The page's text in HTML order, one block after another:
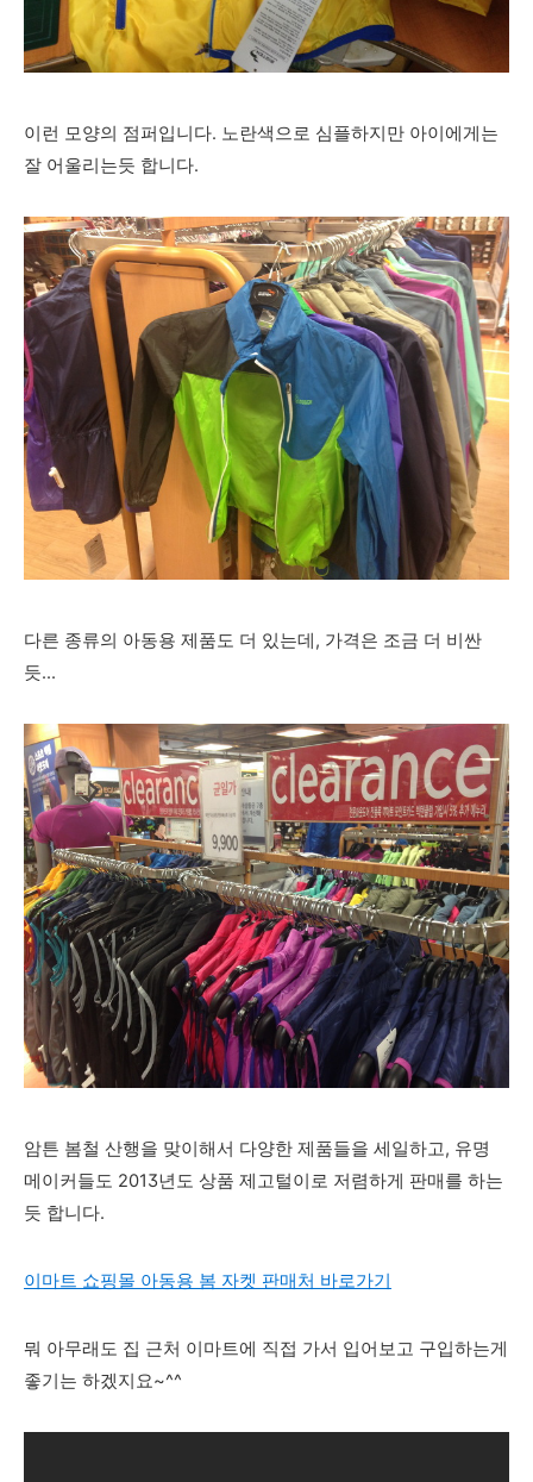
이런 모양의 점퍼입니다. 노란색으로 심플하지만 아이에게는
잘 어울리는듯 합니다.
다른 종류의 아동용 제품도 더 있는데, 가격은 조금 더 비싼
듯...
암튼 봄철 산행을 맞이해서 다양한 제품들을 세일하고, 유명
메이커들도 2013년도 상품 제고털이로 저렴하게 판매를 하는
듯 합니다.
이마트 쇼핑몰 아동용 봄 자켓 판매처 바로가기
뭐 아무래도 집 근처 이마트에 직접 가서 입어보고 구입하는게
좋기는 하겠지요~^^